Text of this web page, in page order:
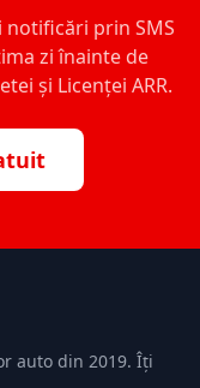
prin SMS
zi înainte de
și Licenței ARR.
auto din 2019. Îți